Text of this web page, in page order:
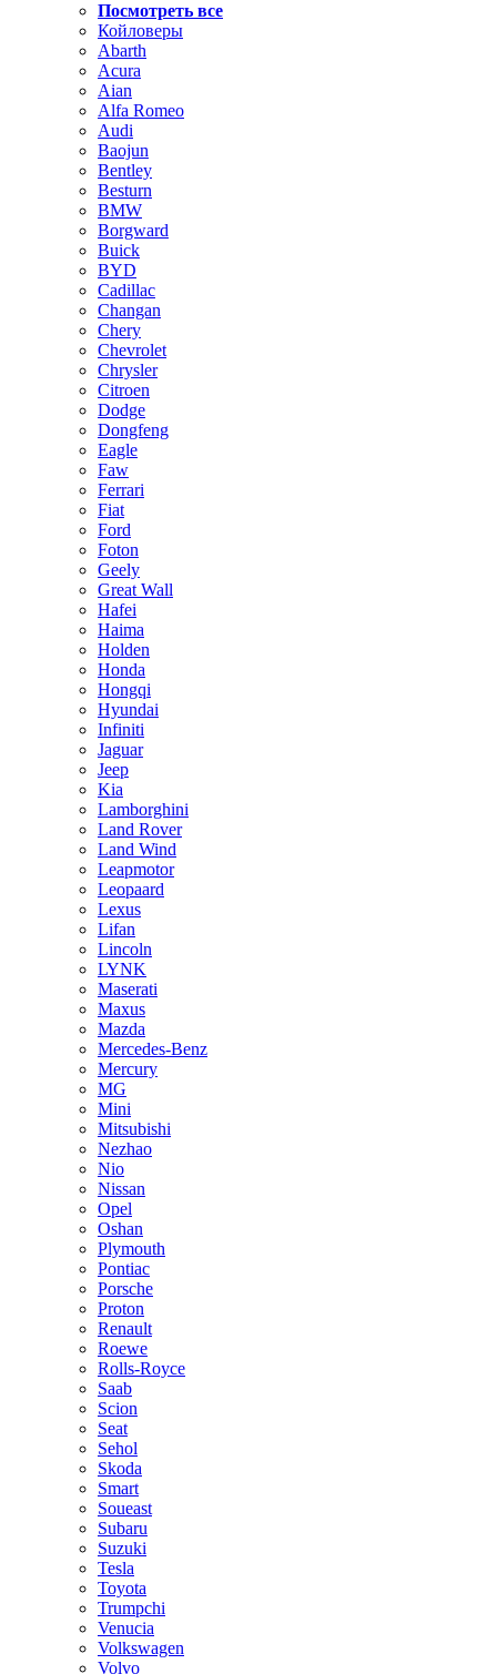
Посмотреть все
Койловеры
Abarth
Acura
Aian
Alfa Romeo
Audi
Baojun
Bentley
Besturn
BMW
Borgward
Buick
BYD
Cadillac
Changan
Chery
Chevrolet
Chrysler
Citroen
Dodge
Dongfeng
Eagle
Faw
Ferrari
Fiat
Ford
Foton
Geely
Great Wall
Hafei
Haima
Holden
Honda
Hongqi
Hyundai
Infiniti
Jaguar
Jeep
Kia
Lamborghini
Land Rover
Land Wind
Leapmotor
Leopaard
Lexus
Lifan
Lincoln
LYNK
Maserati
Maxus
Mazda
Mercedes-Benz
Mercury
MG
Mini
Mitsubishi
Nezhao
Nio
Nissan
Opel
Oshan
Plymouth
Pontiac
Porsche
Proton
Renault
Roewe
Rolls-Royce
Saab
Scion
Seat
Sehol
Skoda
Smart
Soueast
Subaru
Suzuki
Tesla
Toyota
Trumpchi
Venucia
Volkswagen
Volvo